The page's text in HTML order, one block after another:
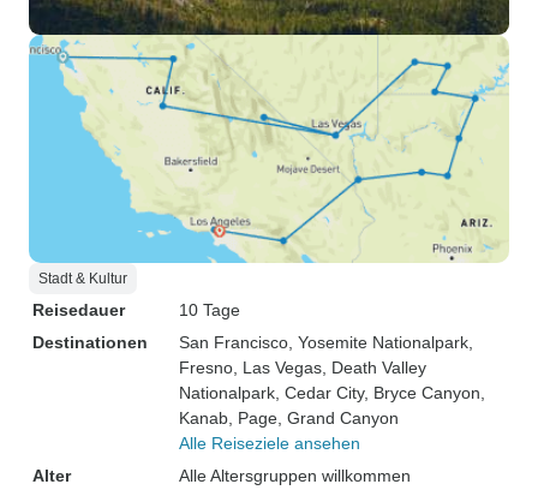
Stadt & Kultur
Reisedauer
10 Tage
Destinationen
San Francisco , Yosemite Nationalpark
Fresno , Las Vegas , Death Valley
Nationalpark , Cedar City, Bryce Canyon
Kanab , Page , Grand Canyon
Alle Reiseziele ansehen
Alter
Alle Altersgruppen willkommen